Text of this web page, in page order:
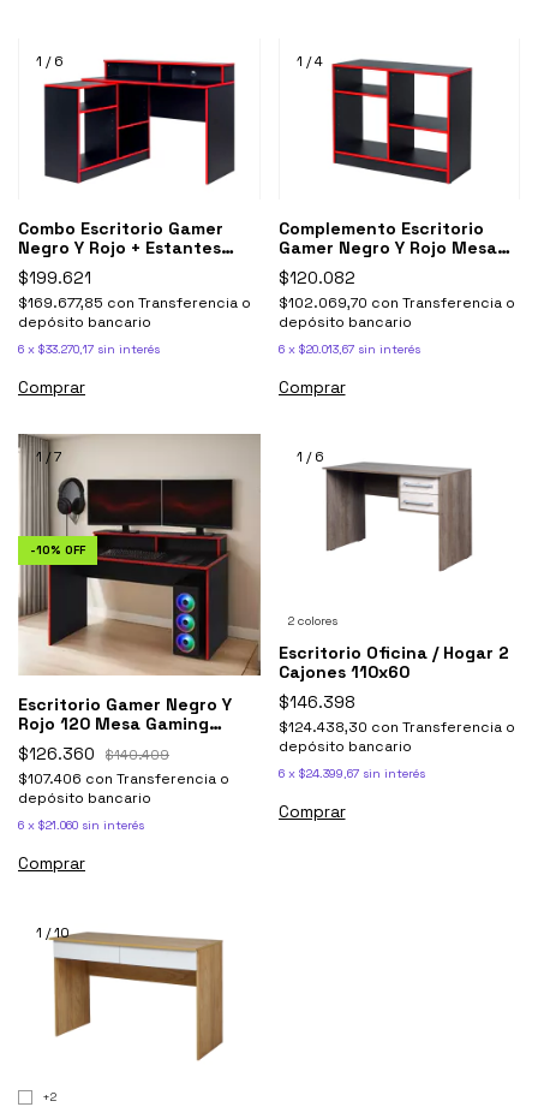
1 /6
Combo Escritorio Gamer
Negro Y Rojo + Estantes
Mesa Gaming
$199.621
$169.677,85 con Transferencia o
depósito bancario
6 x $33.270,17 sin interés
1 /4
Complemento Escritorio
Gamer Negro Y Rojo Mesa
Gaming
$120.082
$102.069,70 con Transferencia o
depósito bancario
6 x $20.013,67 sin interés
1 /7
-10% OFF
Escritorio Gamer Negro Y
Rojo 120 Mesa Gaming
Ricchezze
$126.360 $140.409
$107.406 con Transferencia o
depósito bancario
6 x $21.060 sin interés
1 /6
2 colores
Escritorio Oficina / Hogar 2
Cajones 110x60
$146.398
$124.438,30 con Transferencia o
depósito bancario
6 x $24.399,67 sin interés
Comprar
1 /10
+2